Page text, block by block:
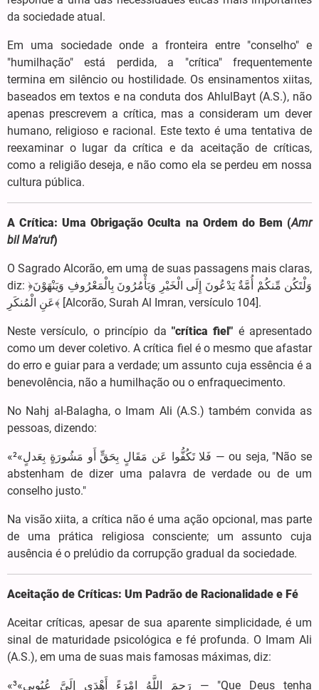
da sociedade atual.
Em uma sociedade onde a fronteira entre "conselho" e
"humilhação" está perdida, a "crítica" frequentemente
termina em silêncio ou hostilidade. Os ensinamentos xiitas,
baseados em textos e na conduta dos AhlulBayt (A.S.), não
apenas prescrevem a crítica, mas a consideram um dever
humano, religioso e racional. Este texto é uma tentativa de
reexaminar o lugar da crítica e da aceitação de críticas,
como a religião deseja, e não como ela se perdeu em nossa
cultura pública.
A Crítica: Uma Obrigação Oculta na Ordem do Bem (Amr
bil Ma'ruf)
O Sagrado Alcorão, em uma de suas passagens mais claras,
diz: ﴿وَلْتَکُن مِّنکُمْ أُمَّةٌ یَدْعُونَ إِلَی الْخَیْرِ وَیَأْمُرُونَ بِالْمَعْرُوفِ وَیَنْهَوْنَ
عَنِ الْمُنکَرِ﴾ [Alcorão, Surah Al Imran, versículo 104].
Neste versículo, o princípio da "crítica fiel" é apresentado
como um dever coletivo. A crítica fiel é o mesmo que afastar
do erro e guiar para a verdade; um assunto cuja essência é a
benevolência, não a humilhação ou o enfraquecimento.
No Nahj al-Balagha, o Imam Ali (A.S.) também convida as
pessoas, dizendo:
«فَلا تَکُفُّوا عَن مَقَالٍ بِحَقٍّ أَو مَشُورَةٍ بِعَدلٍ»² — ou seja, "Não se
abstenham de dizer uma palavra de verdade ou de um
conselho justo."
Na visão xiita, a crítica não é uma ação opcional, mas parte
de uma prática religiosa consciente; um assunto cuja
ausência é o prelúdio da corrupção gradual da sociedade.
Aceitação de Críticas: Um Padrão de Racionalidade e Fé
Aceitar críticas, apesar de sua aparente simplicidade, é um
sinal de maturidade psicológica e fé profunda. O Imam Ali
(A.S.), em uma de suas mais famosas máximas, diz:
«رَحِمَ اللَّهُ امْرَءً أَهْدَی إِلَیَّ عُیُوبِی»³ — "Que Deus tenha